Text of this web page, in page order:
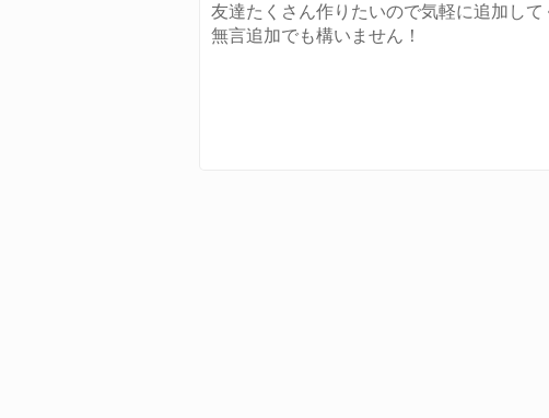
友達たくさん作りたいので気軽に追加して
無言追加でも構いません！